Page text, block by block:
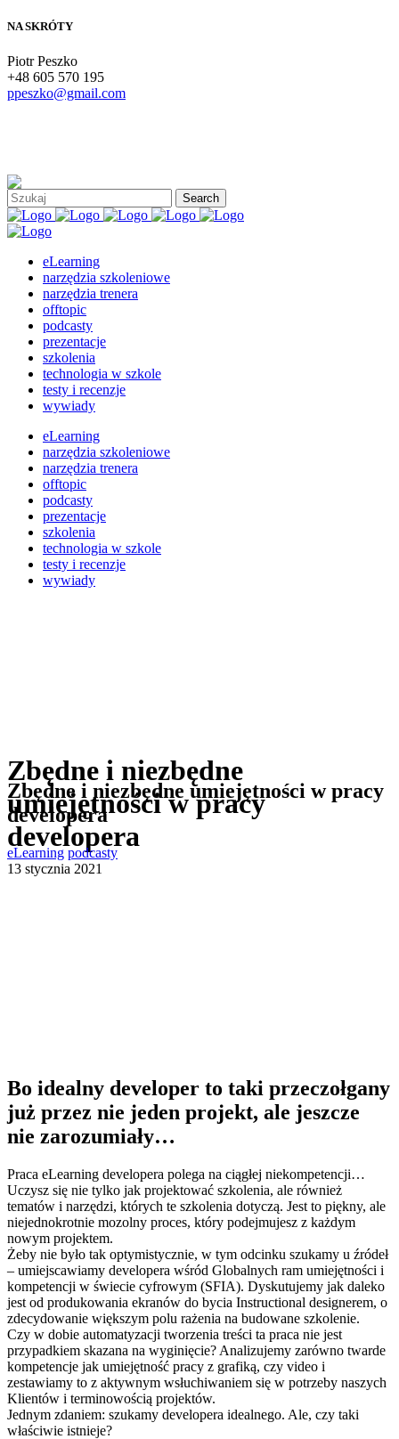
NA SKRÓTY
Piotr Peszko
+48 605 570 195
ppeszko@gmail.com
eLearning
narzędzia szkoleniowe
narzędzia trenera
offtopic
podcasty
prezentacje
szkolenia
technologia w szkole
testy i recenzje
wywiady
eLearning
narzędzia szkoleniowe
narzędzia trenera
offtopic
podcasty
prezentacje
szkolenia
technologia w szkole
testy i recenzje
wywiady
Zbędne i niezbędne
umiejętności w pracy
developera
Zbędne i niezbędne umiejętności w pracy
developera
eLearning podcasty
13 stycznia 2021
Bo idealny developer to taki przeczołgany
już przez nie jeden projekt, ale jeszcze
nie zarozumiały…
Praca eLearning developera polega na ciągłej niekompetencji…
Uczysz się nie tylko jak projektować szkolenia, ale również
tematów i narzędzi, których te szkolenia dotyczą. Jest to piękny, ale
niejednokrotnie mozolny proces, który podejmujesz z każdym
nowym projektem.
Żeby nie było tak optymistycznie, w tym odcinku szukamy u źródeł
– umiejscawiamy developera wśród Globalnych ram umiejętności i
kompetencji w świecie cyfrowym (SFIA). Dyskutujemy jak daleko
jest od produkowania ekranów do bycia Instructional designerem, o
zdecydowanie większym polu rażenia na budowane szkolenie.
Czy w dobie automatyzacji tworzenia treści ta praca nie jest
przypadkiem skazana na wyginięcie? Analizujemy zarówno twarde
kompetencje jak umiejętność pracy z grafiką, czy video i
zestawiamy to z aktywnym wsłuchiwaniem się w potrzeby naszych
Klientów i terminowością projektów.
Jednym zdaniem: szukamy developera idealnego. Ale, czy taki
właściwie istnieje?